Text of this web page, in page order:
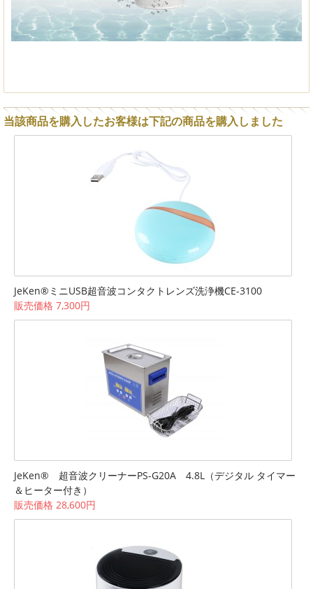
当該商品を購入したお客様は下記の商品を購入しました
JeKen®ミニUSB超音波コンタクトレンズ洗浄機CE-3100
販売価格 7,300円
JeKen® 超音波クリーナーPS-G20A 4.8L（デジタル タイマー
＆ヒーター付き）
販売価格 28,600円